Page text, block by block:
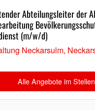
Abteilungsleiter der
(m/w/d)
Neckarsulm,
Alle Angebote im